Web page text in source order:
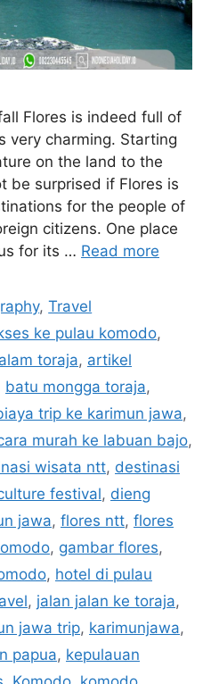
Flores is indeed full of
very charming. Starting
on the land to the
be surprised if Flores is
for the people of
citizens. One place
for its … Read more
,Travel
ke pulau komodo,
alam toraja, artikel
batu mongga toraja,
trip ke karimun jawa,
murah ke labuan bajo,
wisata ntt, destinasi
festival, dieng
jawa, flores ntt, flores
, gambar flores,
, hotel di pulau
, jalan jalan ke toraja,
jawa trip, karimunjawa,
papua, kepulauan